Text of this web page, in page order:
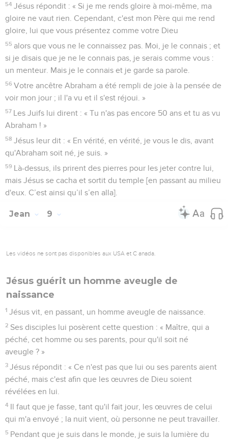
54 Jésus répondit : « Si je me rends gloire à moi-même, ma
gloire ne vaut rien. Cependant, c'est mon Père qui me rend
gloire, lui que vous présentez comme votre Dieu
55 alors que vous ne le connaissez pas. Moi, je le connais ; et
si je disais que je ne le connais pas, je serais comme vous :
un menteur. Mais je le connais et je garde sa parole.
56 Votre ancêtre Abraham a été rempli de joie à la pensée de
voir mon jour ; il l'a vu et il s'est réjoui. »
57 Les Juifs lui dirent : « Tu n'as pas encore 50 ans et tu as vu
Abraham ! »
58 Jésus leur dit : « En vérité, en vérité, je vous le dis, avant
qu'Abraham soit né, je suis. »
59 Là-dessus, ils prirent des pierres pour les jeter contre lui,
mais Jésus se cacha et sortit du temple [en passant au milieu
d'eux. C’est ainsi qu’il s’en alla].
Jean 9
Les vidéos ne sont pas disponibles aux USA et C anada.
Jésus guérit un homme aveugle de
naissance
1 Jésus vit, en passant, un homme aveugle de naissance.
2 Ses disciples lui posèrent cette question : « Maître, qui a
péché, cet homme ou ses parents, pour qu'il soit né
aveugle ? »
3 Jésus répondit : « Ce n'est pas que lui ou ses parents aient
péché, mais c'est afin que les œuvres de Dieu soient
révélées en lui.
4 Il faut que je fasse, tant qu'il fait jour, les œuvres de celui
qui m'a envoyé ; la nuit vient, où personne ne peut travailler.
5 Pendant que je suis dans le monde, je suis la lumière du